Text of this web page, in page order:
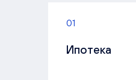
01
Ипотека